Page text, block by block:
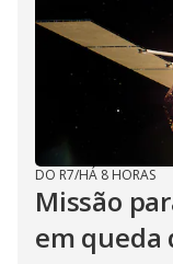
DO R7/HÁ 8 HORAS
Missão
em queda